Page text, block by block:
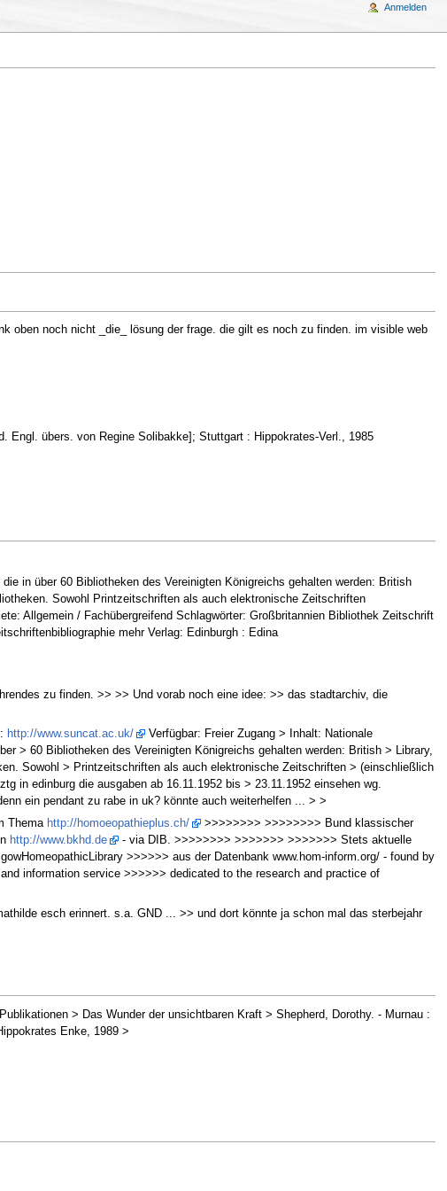
oben noch nicht _die_ lösung der frage. die gilt es noch zu finden. im visible web
Engl. übers. von Regine Solibakke]; Stuttgart : Hippokrates-Verl., 1985
in über 60 Bibliotheken des Vereinigten Königreichs gehalten werden: British
Sowohl Printzeitschriften als auch elektronische Zeitschriften
Allgemein / Fachübergreifend Schlagwörter: Großbritannien Bibliothek Zeitschrift
mehr Verlag: Edinburgh : Edina
zu finden. >> >> Und vorab noch eine idee: >> das stadtarchiv, die
http://www.suncat.ac.uk/
Verfügbar: Freier Zugang > Inhalt: Nationale
> 60 Bibliotheken des Vereinigten Königreichs gehalten werden: British > Library,
Sowohl > Printzeitschriften als auch elektronische Zeitschriften > (einschließlich
in edinburg die ausgaben ab 16.11.1952 bis > 23.11.1952 einsehen wg.
ein pendant zu rabe in uk? könnte auch weiterhelfen ... > >
Thema http://homoeopathieplus.ch/
>>>>>>>> >>>>>>>> Bund klassischer
http://www.bkhd.de
- via DIB. >>>>>>>> >>>>>>> >>>>>>> Stets aktuelle
>>>>>> aus der Datenbank www.hom-inform.org/ - found by
information service >>>>>> dedicated to the research and practice of
esch erinnert. s.a. GND ... >> und dort könnte ja schon mal das sterbejahr
> Das Wunder der unsichtbaren Kraft > Shepherd, Dorothy. - Murnau :
Enke, 1989 >
Anmelden